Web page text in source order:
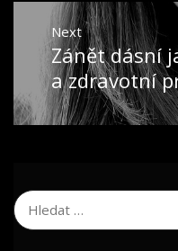
Next
Next
post:
Zánět dásní
a zdravotní
Vyhledávání